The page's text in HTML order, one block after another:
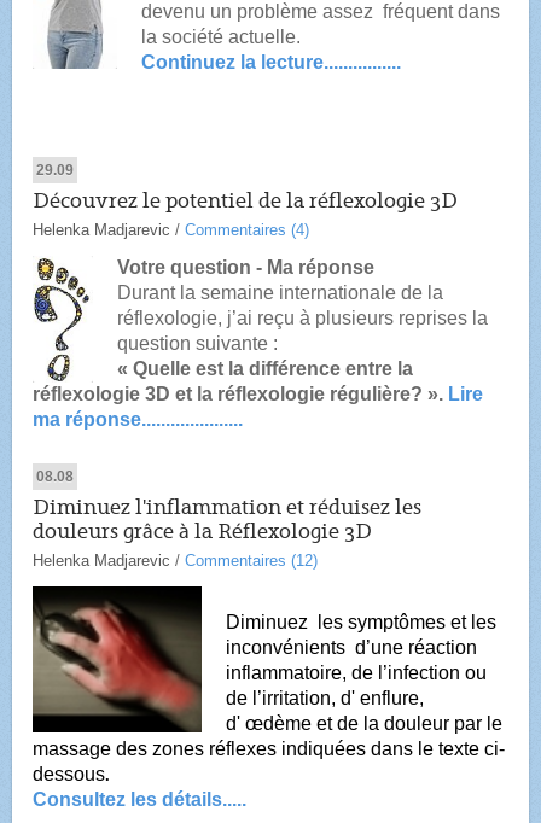
devenu un problème assez fréquent dans
la société actuelle.
Continuez la lecture................
29.09
Découvrez le potentiel de la réflexologie 3D
Helenka Madjarevic /Commentaires (4)
Votre question - Ma réponse
Durant la semaine internationale de la
réflexologie, j’ai reçu à plusieurs reprises la
question suivante :
« Quelle est la différence entre la
réflexologie 3D et la réflexologie régulière? ». Lire
ma réponse.....................
08.08
Diminuez l'inflammation et réduisez les
douleurs grâce à la Réflexologie 3D
Helenka Madjarevic /Commentaires (12)
Diminuez les symptômes et les
inconvénients d’une réaction
inflammatoire, de l’infection ou
de l’irritation, d' enflure,
d' œdème et de la douleur par le
massage des zones réflexes indiquées dans le texte ci-
dessous.
Consultez les détails.....